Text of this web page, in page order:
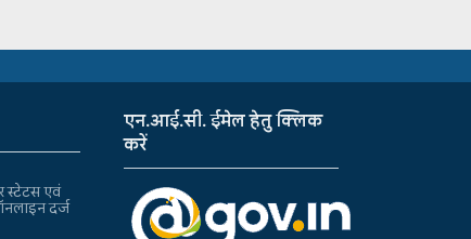
एवं
दर्ज
एन.आई.सी. ईमेल हेतु क्लिक
करें